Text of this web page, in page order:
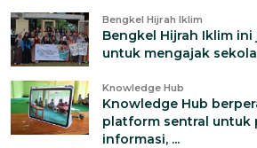
Bengkel Hijrah Iklim
Bengkel Hijrah Iklim
untuk mengajak
Knowledge Hub
Knowledge Hub
platform sentral untuk
informasi, ...